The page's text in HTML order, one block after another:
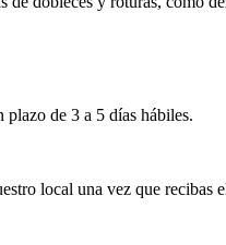
plazo de 3 a 5 días hábiles.
local una vez que